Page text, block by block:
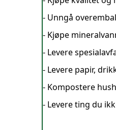
- Unngå
- Kjøpe
- Levere
- Levere papir,
- Kompostere
- Levere ting du